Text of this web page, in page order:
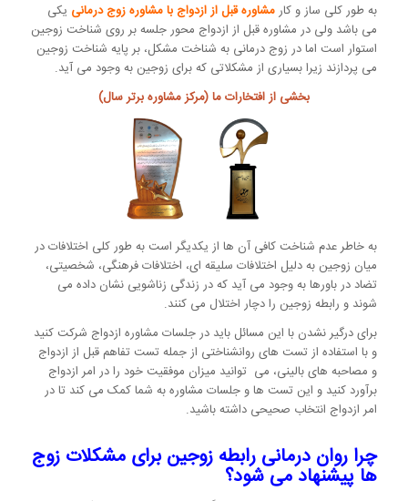
به طور کلی ساز و کارمشاوره قبل از ازدواج با مشاوره زوج درمانی یکی
می باشد ولی در مشاوره قبل از ازدواج محور جلسه بر روی شناخت زوجین
استوار است اما در زوج درمانی به شناخت مشکل، بر پایه شناخت زوجین
می پردازند زیرا بسیاری از مشکلاتی که برای زوجین به وجود می آید.
بخشی از افتخارات ما (مرکز مشاوره برتر سال)
به خاطر عدم شناخت کافی آن ها از یکدیگر است به طور کلی اختلافات در
میان زوجین به دلیل اختلافات سلیقه ای، اختلافات فرهنگی، شخصیتی،
تضاد در باورها به وجود می آید که در زندگی زناشویی نشان داده می
شوند و رابطه زوجین را دچار اختلال می کنند.
برای درگیر نشدن با این مسائل باید در جلسات مشاوره ازدواج شرکت کنید
و با استفاده از تست های روانشناختی از جمله تست تفاهم قبل از ازدواج
و مصاحبه های بالینی، می توانید میزان موفقیت خود را در امر ازدواج
برآورد کنید و این تست ها و جلسات مشاوره به شما کمک می کند تا در
امر ازدواج انتخاب صحیحی داشته باشید.
چرا روان درمانی رابطه زوجین برای مشکلات زوج
ها پیشنهاد می شود؟